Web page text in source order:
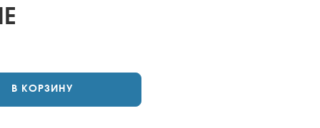
В КОРЗИНУ